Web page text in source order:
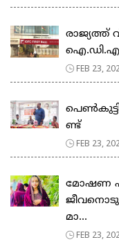
രാജ്യത്ത്
FEB 23,
ണ്ട്
FEB 23,
മോഷണ
മാ...
FEB 23,